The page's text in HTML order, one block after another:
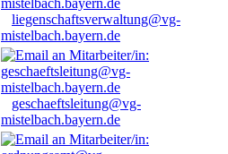
liegenschaftsverwaltung@vg-
mistelbach.bayern.de
geschaeftsleitung@vg-
mistelbach.bayern.de